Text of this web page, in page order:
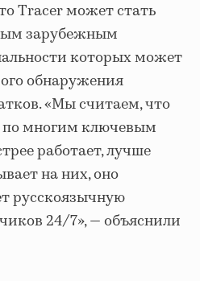
Tracer может стать
зарубежным
которых может
обнаружения
«Мы считаем, что
многим ключевым
работает, лучше
на них, оно
русскоязычную
24/7», — объяснили